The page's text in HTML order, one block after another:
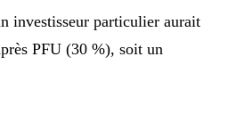
investisseur particulier aurait
PFU (30 %), soit un